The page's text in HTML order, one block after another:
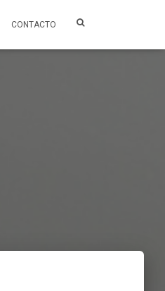
CONTACTO